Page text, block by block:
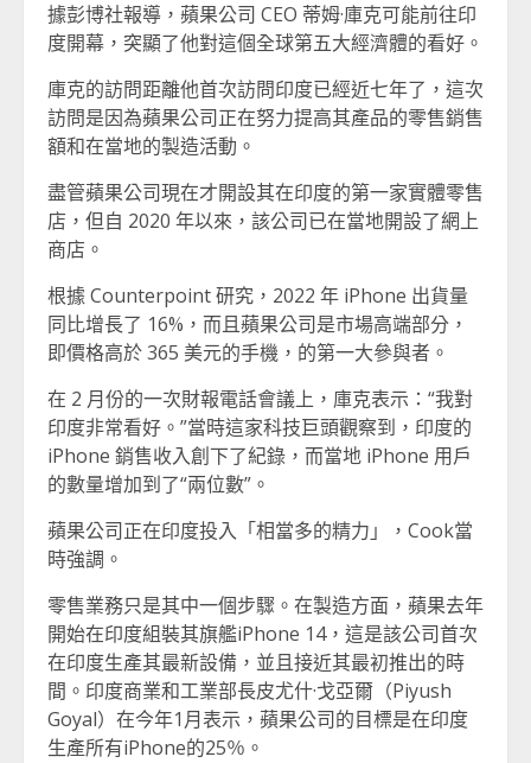
據彭博社報導，蘋果公司 CEO 蒂姆·庫克可能前往印
度開幕，突顯了他對這個全球第五大經濟體的看好。
庫克的訪問距離他首次訪問印度已經近七年了，這次
訪問是因為蘋果公司正在努力提高其產品的零售銷售
額和在當地的製造活動。
盡管蘋果公司現在才開設其在印度的第一家實體零售
店，但自 2020 年以來，該公司已在當地開設了網上
商店。
根據 Counterpoint 研究，2022 年 iPhone 出貨量
同比增長了 16%，而且蘋果公司是市場高端部分，
即價格高於 365 美元的手機，的第一大參與者。
在 2 月份的一次財報電話會議上，庫克表示：“我對
印度非常看好。”當時這家科技巨頭觀察到，印度的
iPhone 銷售收入創下了紀錄，而當地 iPhone 用戶
的數量增加到了“兩位數”。
蘋果公司正在印度投入「相當多的精力」，Cook當
時強調。
零售業務只是其中一個步驟。在製造方面，蘋果去年
開始在印度組裝其旗艦iPhone 14，這是該公司首次
在印度生產其最新設備，並且接近其最初推出的時
間。印度商業和工業部長皮尤什·戈亞爾（Piyush
Goyal）在今年1月表示，蘋果公司的目標是在印度
生產所有iPhone的25％。